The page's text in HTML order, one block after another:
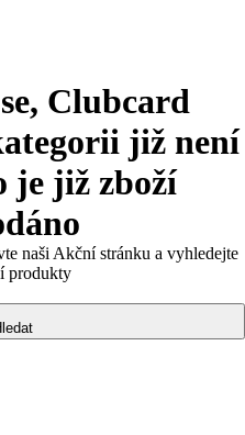
Clubcard
již není
je již zboží
naši Akční stránku a vyhledejte
produkty